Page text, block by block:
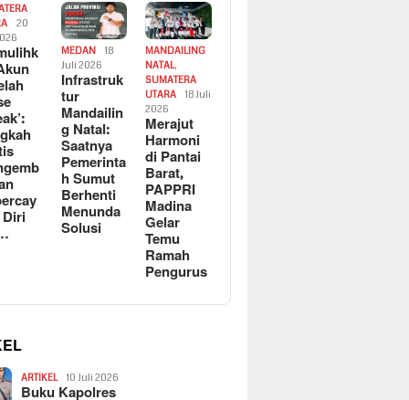
20
MEDAN
18
Juli 2026
Infrastruk
tur
Mandailin
g Natal:
Saatnya
Pemerinta
h Sumut
Berhenti
Menunda
Solusi
MANDAILING
NATAL,
SUMATERA
UTARA
18 Juli
2026
Merajut
Harmoni
di Pantai
Barat,
PAPPRI
Madina
Gelar
Temu
Ramah
Pengurus
ARTIKEL 10 Juli 2026
Buku Kapolres